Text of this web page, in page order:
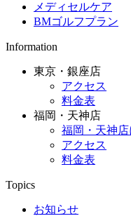
メディセルケア
BMゴルフプラン
Information
東京・銀座店
アクセス
料金表
福岡・天神店
福岡・天神店
アクセス
料金表
Topics
お知らせ